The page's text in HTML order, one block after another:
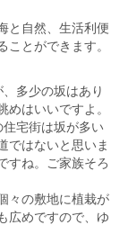
と自然、生活利便
とができます。
多少の坂はあり
めはいいですよ。
宅街は坂が多い
ではないと思いま
すね。ご家族そろ
々の敷地に植栽が
広めですので、ゆ